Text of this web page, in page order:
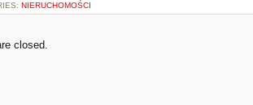
NIERUCHOMOŚCI
closed.